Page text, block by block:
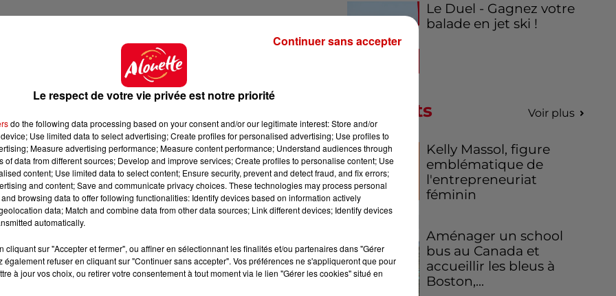
dépôt de cookies que vous avez exprimé. Si vous
accord en cliquant sur le bouton ci-dessous.
l'élément
pose sa question àPascal Obispo: “Quel est
: “Pour moi, c’est plus difficile de jouer devant 20
salles, c’est plus intimiste mais j’ai surtout
interprétation, avec le titre “Comment s’aimer”.
un peu révisé
lorsqu’il doit créer. Des titres, il en a d'ailleurs
ans de musique, de culture musicale dont je me suis
mixture de chanson qui me représente, moi et mes
Le Duel - Gagnez votre
balade en jet ski !
Podcasts Voir plus
Kelly Massol, figure
emblématique de
l'entrepreneuriat
féminin
Aménager un school
bus au Canada et
accueillir les bleus à
Boston,...
Le respect de votre vie privée est notre priorité
do the following data processing based on your consent and/or our legitimate interest: Store and/or
Use limited data to select advertising; Create profiles for personalised advertising; Use profiles to
Measure advertising performance; Measure content performance; Understand audiences through
of data from different sources; Develop and improve services; Create profiles to personalise content; Use
content; Use limited data to select content; Ensure security, prevent and detect fraud, and fix errors;
and content; Save and communicate privacy choices. These technologies may process personal
browsing data to offer following functionalities: Identify devices based on information actively
data; Match and combine data from other data sources; Link different devices; Identify devices
automatically.
cliquant sur "Accepter et fermer", ou affiner en sélectionnant les finalités et/ou partenaires dans "Gérer
également refuser en cliquant sur "Continuer sans accepter". Vos préférences ne s'appliqueront que pour
à jour vos choix, ou retirer votre consentement à tout moment via le lien "Gérer les cookies" situé en
Continuer sans accepter